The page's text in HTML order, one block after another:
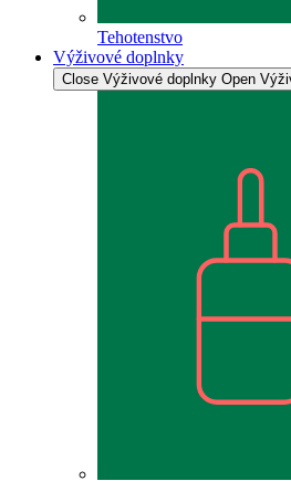
Tehotenstvo
Výživové doplnky
Close Výživové doplnky Open